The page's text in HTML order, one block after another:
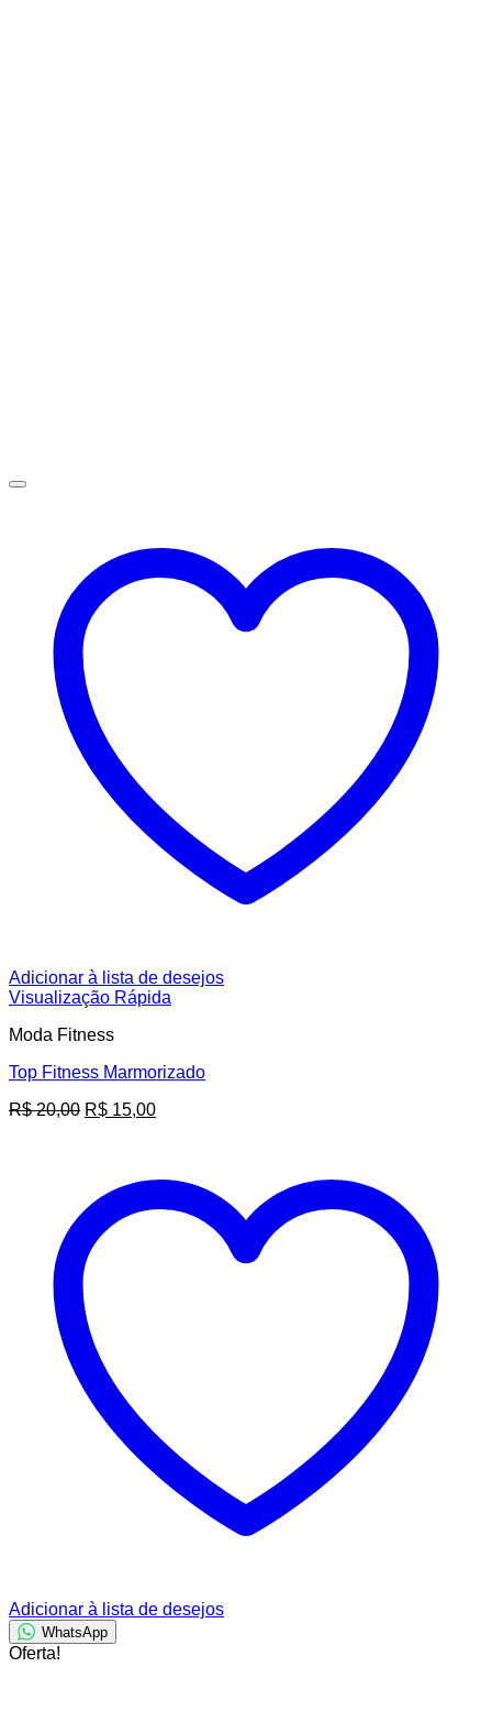
Adicionar à lista de desejos
Visualização Rápida
Moda Fitness
Top Fitness Marmorizado
R$20,00 O
R$ 20,00.
R$ 15,00O
R$ 15,00.
Adicionar à lista de desejos
WhatsApp
Oferta!